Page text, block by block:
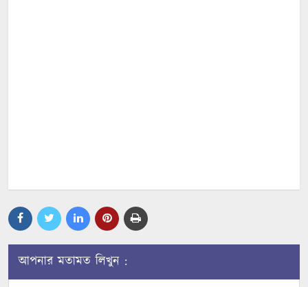
আপনার মতামত লিখুন :